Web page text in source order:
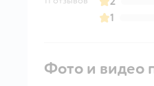
1
Фото и видео